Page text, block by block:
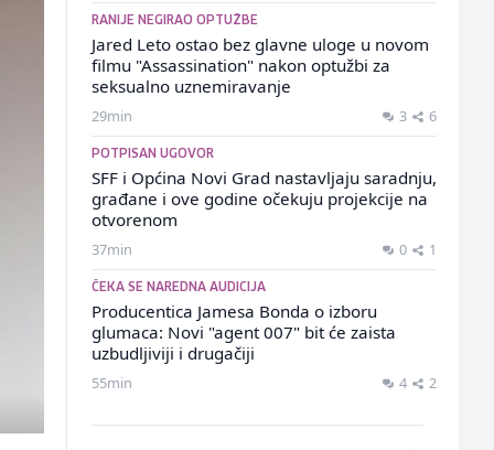
RANIJE NEGIRAO OPTUŽBE
Jared Leto ostao bez glavne uloge u novom
filmu "Assassination" nakon optužbi za
seksualno uznemiravanje
29min 3 6
POTPISAN UGOVOR
SFF i Općina Novi Grad nastavljaju saradnju,
građane i ove godine očekuju projekcije na
otvorenom
37min 0 1
ČEKA SE NAREDNA AUDICIJA
Producentica Jamesa Bonda o izboru
glumaca: Novi "agent 007" bit će zaista
uzbudljiviji i drugačiji
55min 4 2